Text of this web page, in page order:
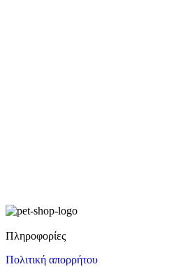
Πληροφορίες
Πολιτική απορρήτου